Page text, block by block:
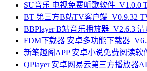
SU音乐 电视免费听歌软件_V1.0.0
BT 第三方B站TV客户端_V0.9.32
BBPlayer B站音乐播放器_V2.6.3 清
FDM下载器 安卓多功能下载器
新笔趣阁APP 安卓小说免费阅读软
QPlayer 安卓网易云第三方播放器